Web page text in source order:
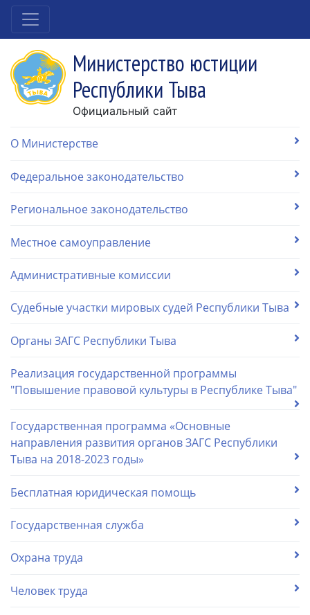
Министерство юстиции
Республики Тыва
Официальный сайт
О Министерстве
Федеральное законодательство
Региональное законодательство
Местное самоуправление
Административные комиссии
Судебные участки мировых судей Республики Тыва
Органы ЗАГС Республики Тыва
Реализация государственной программы
"Повышение правовой культуры в Республике Тыва"
Государственная программа «Основные
направления развития органов ЗАГС Республики
Тыва на 2018-2023 годы»
Бесплатная юридическая помощь
Государственная служба
Охрана труда
Человек труда